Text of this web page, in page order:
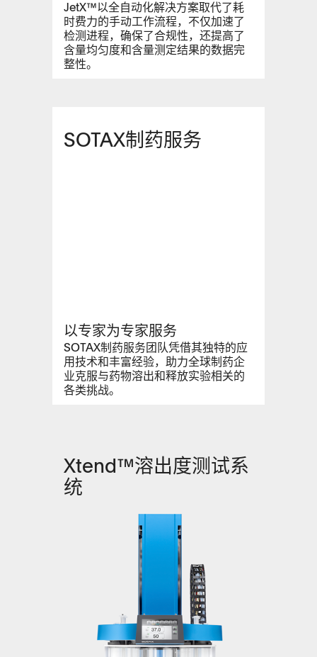
JetX™以全自动化解决方案取代了耗
时费力的手动工作流程，不仅加速了
检测进程，确保了合规性，还提高了
含量均匀度和含量测定结果的数据完
整性。
SOTAX制药服务
以专家为专家服务
SOTAX制药服务团队凭借其独特的应
用技术和丰富经验，助力全球制药企
业克服与药物溶出和释放实验相关的
各类挑战。
Xtend™溶出度测试系
统